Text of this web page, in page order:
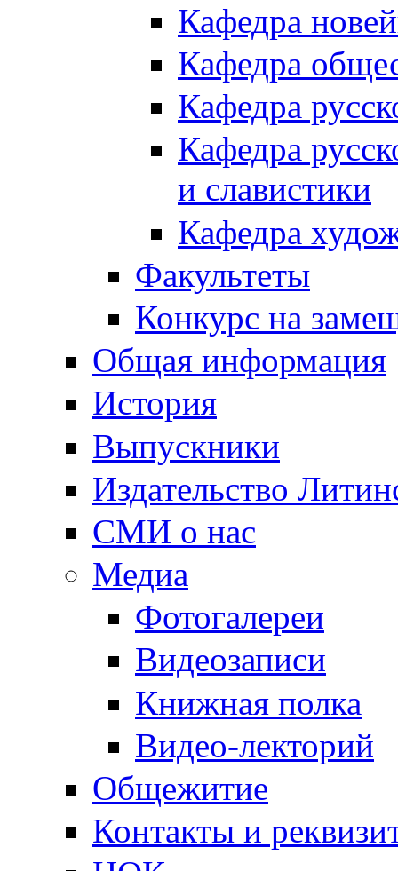
Кафедра
Кафедра
Кафедра
Кафедра
и славистики
Кафедра
Факультеты
Конкурс на
Общая информация
История
Выпускники
Издательство
СМИ о нас
Медиа
Фотогалереи
Видеозаписи
Книжная полка
Видео-лекторий
Общежитие
Контакты и